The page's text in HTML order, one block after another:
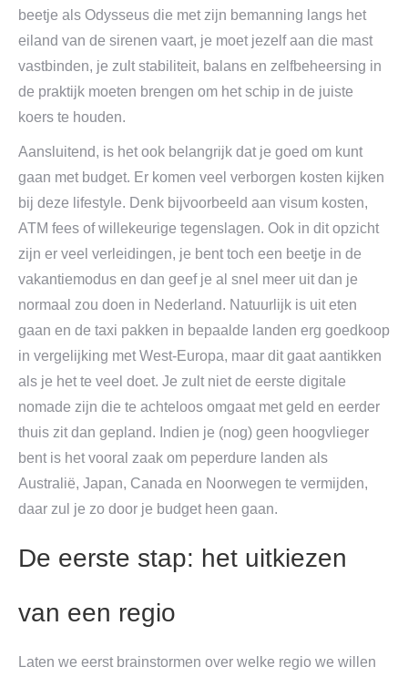
beetje als Odysseus die met zijn bemanning langs het
eiland van de sirenen vaart, je moet jezelf aan die mast
vastbinden, je zult stabiliteit, balans en zelfbeheersing in
de praktijk moeten brengen om het schip in de juiste
koers te houden.
Aansluitend, is het ook belangrijk dat je goed om kunt
gaan met budget. Er komen veel verborgen kosten kijken
bij deze lifestyle. Denk bijvoorbeeld aan visum kosten,
ATM fees of willekeurige tegenslagen. Ook in dit opzicht
zijn er veel verleidingen, je bent toch een beetje in de
vakantiemodus en dan geef je al snel meer uit dan je
normaal zou doen in Nederland. Natuurlijk is uit eten
gaan en de taxi pakken in bepaalde landen erg goedkoop
in vergelijking met West-Europa, maar dit gaat aantikken
als je het te veel doet. Je zult niet de eerste digitale
nomade zijn die te achteloos omgaat met geld en eerder
thuis zit dan gepland. Indien je (nog) geen hoogvlieger
bent is het vooral zaak om peperdure landen als
Australië, Japan, Canada en Noorwegen te vermijden,
daar zul je zo door je budget heen gaan.
De eerste stap: het uitkiezen
van een regio
Laten we eerst brainstormen over welke regio we willen